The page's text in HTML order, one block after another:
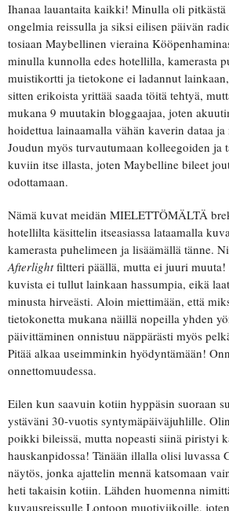
Ihanaa lauantaita kaikki! Minulla oli pitkästä
ongelmia reissulla ja siksi eilisen päivän
tosiaan Maybellinen vieraina
minulla kunnolla edes hotellilla, kamerasta
muistikortti ja tietokone ei ladannut
sitten erikoista yrittää saada töitä tehtyä,
mukana 9 muutakin bloggaajaa, joten
hoidettua lainaamalla vähän kaverin dataa
Joudun myös turvautumaan kolleegoiden ja
kuviin itse illasta, joten Maybelline bileet
odottamaan.
Nämä kuvat meidän MIELETTÖMÄLTÄ
hotellilta käsittelin itseasiassa lataamalla
kamerasta puhelimeen ja lisäämällä tänne.
Afterlightfiltteri päällä, mutta ei juuri muuta!
kuvista ei tullut lainkaan hassumpia, eikä
minusta hirveästi. Aloin miettimään, että
tietokonetta mukana näillä nopeilla yhden
päivittäminen onnistuu näppärästi myös
Pitää alkaa useimminkin hyödyntämään!
onnettomuudessa.
Eilen kun saavuin kotiin hyppäsin suoraan
ystäväni 30-vuotis syntymäpäiväjuhlille.
poikki bileissä, mutta nopeasti siinä piristyi
hauskanpidossa! Tänään illalla olisi luvassa
näytös, jonka ajattelin mennä katsomaan
heti takaisin kotiin. Lähden huomenna
kuvausreissulle Lontoon muotiviikoille,